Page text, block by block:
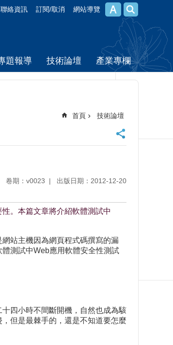
聯絡資訊 訂閱/取消 網站導覽
題報導 技術論壇 產業專欄
首頁 技術論壇
卷期：v0023 出版日期：2012-12-20
。本篇文章將介紹軟體測試中
站主機因為網頁程式碼撰寫的漏
測試中Web應用軟體安全性測試
四小時不間斷開機，自然也成為駭
但是最棘手的，還是不知道要怎麼